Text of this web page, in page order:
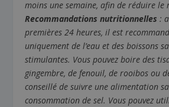
moins une semaine, afin de réduire le
Recommandations nutritionnelles:
premières 24 heures, il est
uniquement de l’eau et des boissons
stimulantes. Vous pouvez boire des
gingembre, de fenouil, de rooibos ou
conseillé de suivre une alimentation
consommation de sel. Vous pouvez